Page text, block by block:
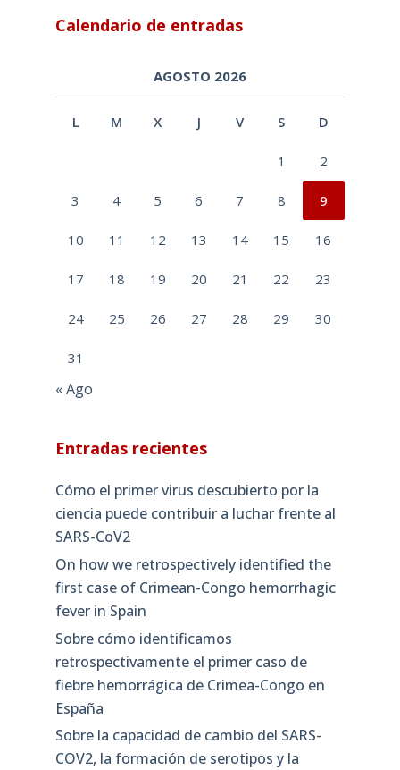
Calendario de entradas
AGOSTO 2026
L M X J V S D
1 2
3 4 5 6 7 8 9
10 11 12 13 14 15 16
17 18 19 20 21 22 23
24 25 26 27 28 29 30
31
« Ago
Entradas recientes
Cómo el primer virus descubierto por la
ciencia puede contribuir a luchar frente al
SARS-CoV2
On how we retrospectively identified the
first case of Crimean-Congo hemorrhagic
fever in Spain
Sobre cómo identificamos
retrospectivamente el primer caso de
fiebre hemorrágica de Crimea-Congo en
España
Sobre la capacidad de cambio del SARS-
COV2, la formación de serotipos y la